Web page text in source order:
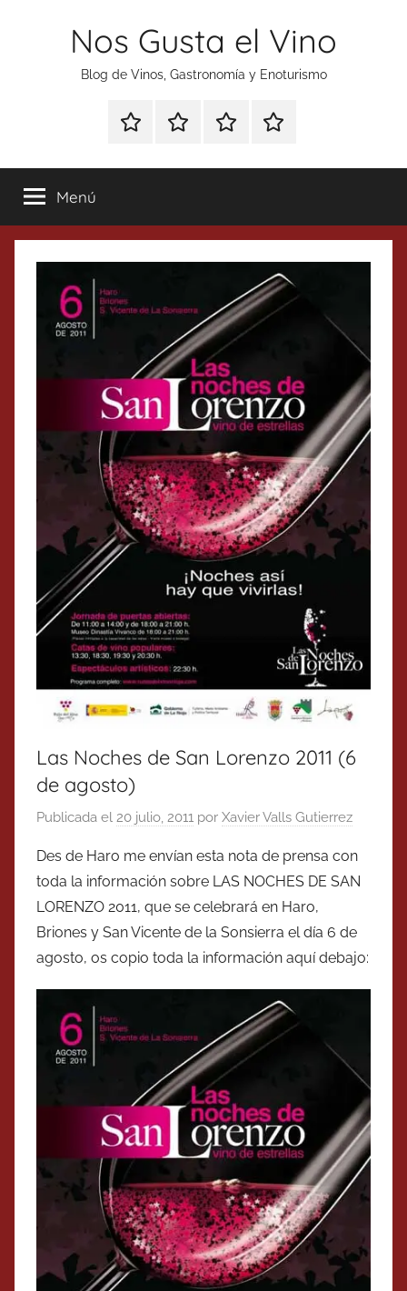
Nos Gusta el Vino
Blog de Vinos, Gastronomía y Enoturismo
Especial
Tonics
Enoturismo
Gastronomía
RankingContacto
Menú
Las Noches de San Lorenzo 2011 (6
de agosto)
Publicada el 20 julio, 2011 por Xavier Valls Gutierrez
Des de Haro me envían esta nota de prensa con
toda la información sobre LAS NOCHES DE SAN
LORENZO 2011, que se celebrará en Haro,
Briones y San Vicente de la Sonsierra el día 6 de
agosto, os copio toda la información aquí debajo: